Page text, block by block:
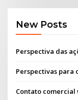
New Posts
Perspectiva das
Perspectivas para
Contato comercial